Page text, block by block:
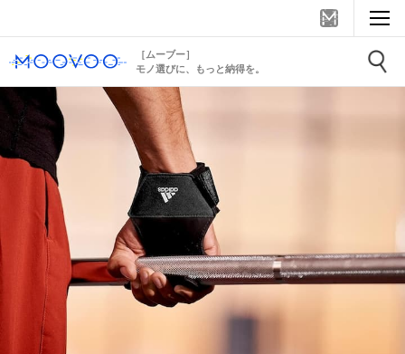
［ムーブー］
モノ選びに、もっと納得を。